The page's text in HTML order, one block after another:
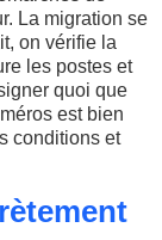
La migration se
on vérifie la
les postes et
quoi que
est bien
conditions et